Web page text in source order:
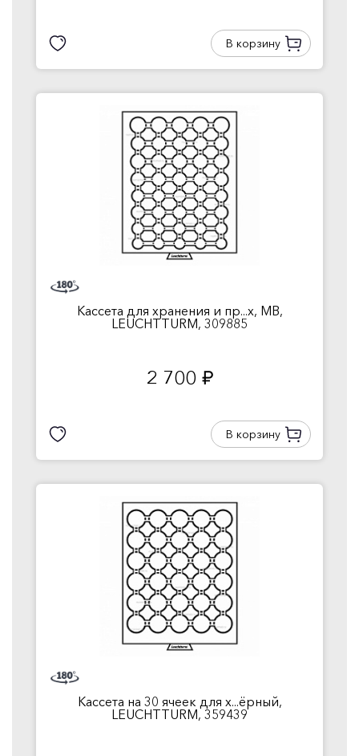
В корзину
Кассета для хранения и пр...х, MB,
LEUCHTTURM, 309885
2 700 руб.
В корзину
Кассета на 30 ячеек для х...ёрный,
LEUCHTTURM, 359439